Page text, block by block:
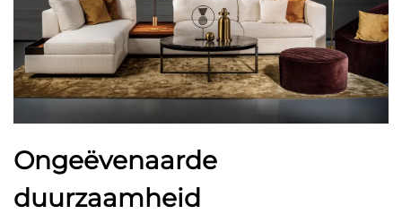
Ongeëvenaarde
duurzaamheid